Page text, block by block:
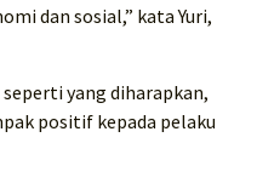
dan sosial,” kata Yuri,
yang diharapkan,
positif kepada pelaku